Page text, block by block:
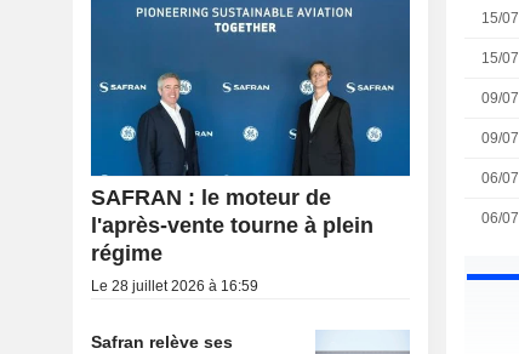
15/07
15/07
09/07
09/07
06/07
06/07
SAFRAN : le moteur de
l'après-vente tourne à plein
régime
Le 28 juillet 2026 à 16:59
Safran relève ses